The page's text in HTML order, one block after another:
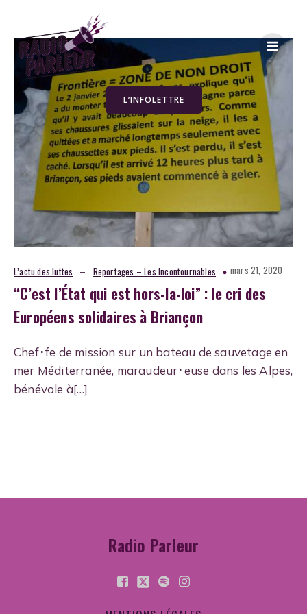
L’INFOLETTRE
L’actu des luttes – Reportages – Les Incontournables mars 21, 2020
“C’est l’État qui est hors-la-loi” : le cri des
Européens solidaires à Briançon
Chef･fe de mission sur un bateau de sauvetage en
mer Méditerranée, maraudeur･euse dans les Alpes,
bénévole à[…]
Radio Parleur